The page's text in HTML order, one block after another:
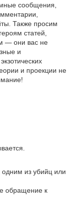
сообщения,
Также просим
статей,
— они вас не
и
и проекции не
из убийц или
обращение к